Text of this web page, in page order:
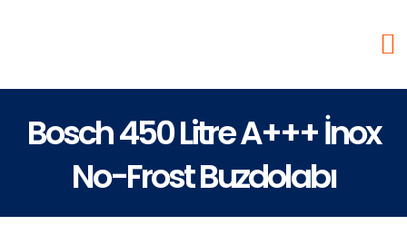
Bosch 450 Litre A+++ İnox
No-Frost Buzdolabı